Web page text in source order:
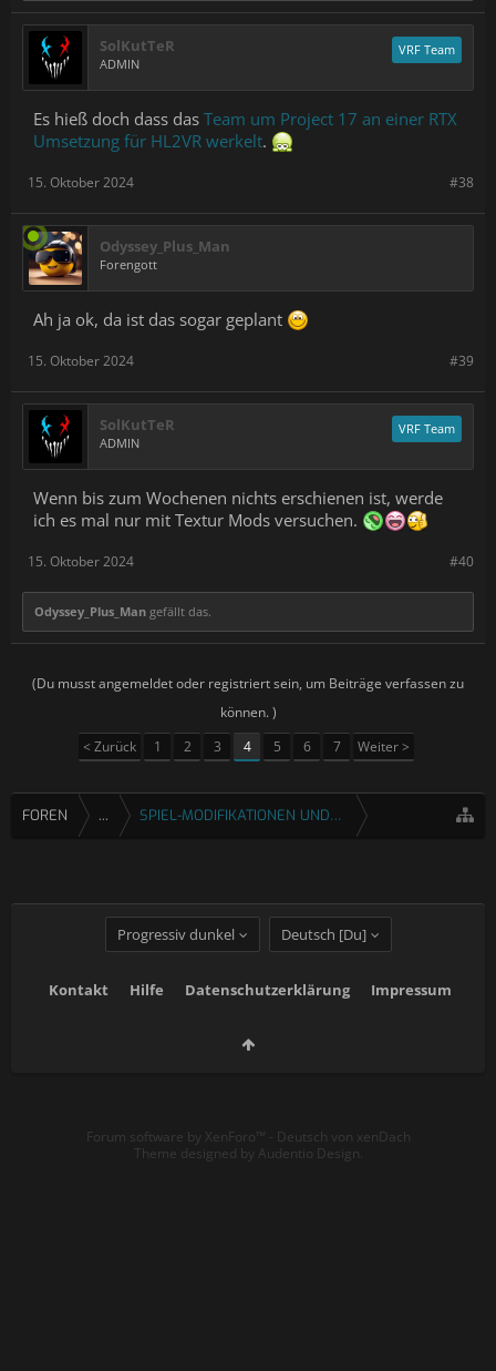
SolKutTeR
ADMIN
VRF Team
Es hieß doch dass das Team um Project 17 an einer RTX
Umsetzung für HL2VR werkelt.
#38
15. Oktober 2024
Odyssey_Plus_Man
Forengott
Ah ja ok, da ist das sogar geplant
#39
15. Oktober 2024
SolKutTeR
ADMIN
VRF Team
Wenn bis zum Wochenen nichts erschienen ist, werde
ich es mal nur mit Textur Mods versuchen.
#40
15. Oktober 2024
Odyssey_Plus_Man gefällt das.
(Du musst angemeldet oder registriert sein, um Beiträge verfassen zu
können. )
< Zurück
1 2 3 4 5 6 7 Weiter >
FOREN ... SPIEL-MODIFIKATIONEN UND FIXES
Progressiv dunkel Deutsch [Du]
Kontakt Hilfe Datenschutzerklärung Impressum
Forum software by XenForo™ - Deutsch von xenDach
Theme designed by Audentio Design.